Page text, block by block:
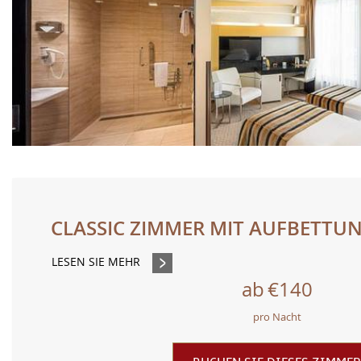
CLASSIC ZIMMER MIT
LESEN SIE MEHR
ab€140
pro Nacht